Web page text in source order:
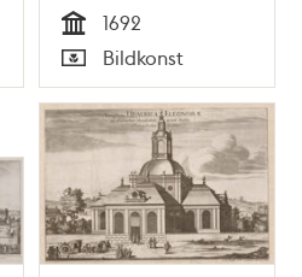
Tid
1692
Typ
Bildkonst